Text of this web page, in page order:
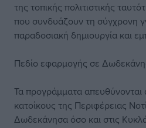
της τοπικής πολιτιστικής
που συνδυάζουν τη σύγχρονη
παραδοσιακή δημιουργία και
Πεδίο εφαρμογής σε
Τα προγράμματα απευθύνονται
κατοίκους της Περιφέρειας
Δωδεκάνησα όσο και στις